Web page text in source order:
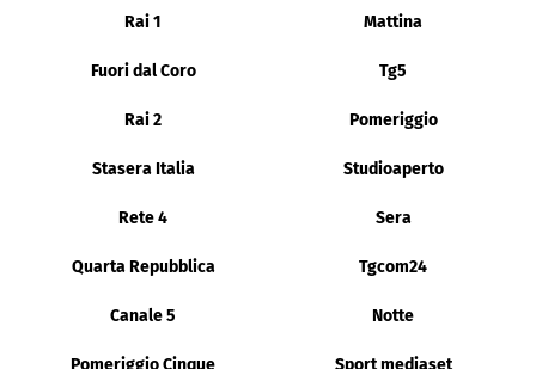
Rai 1 Mattina
Fuori dal Coro Tg5
Rai 2 Pomeriggio
Stasera Italia Studioaperto
Rete 4 Sera
Quarta Repubblica Tgcom24
Canale 5 Notte
Pomeriggio Cinque Sport mediaset